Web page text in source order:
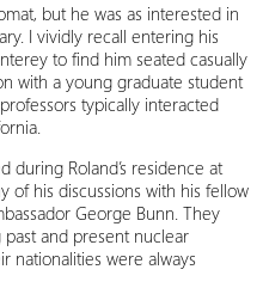
but he was as interested in
I vividly recall entering his
to find him seated casually
with a young graduate student
typically interacted
Roland’s residence at
of his discussions with his fellow
George Bunn. They
and present nuclear
nationalities were always